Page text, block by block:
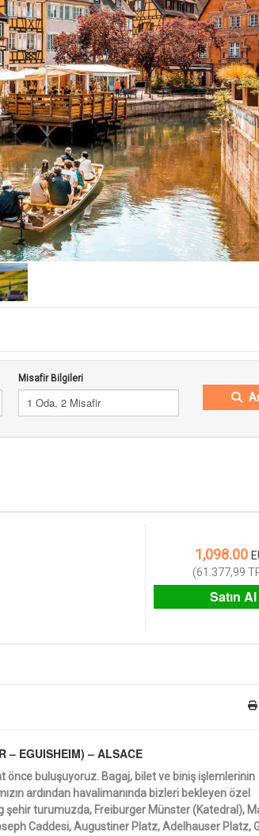
Misafir Bilgileri
1 Oda, 2 Misafir
1,098.00
(61.377,99
Satın Al
– EGUISHEIM) – ALSACE
önce buluşuyoruz. Bagaj, bilet ve biniş işlemlerinin
ardından havalimanında bizleri bekleyen özel
turumuzda, Freiburger Münster (Katedral),
Caddesi, Augustiner Platz, Adelhauser Platz,